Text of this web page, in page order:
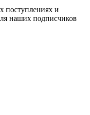
поступлениях и
наших подписчиков